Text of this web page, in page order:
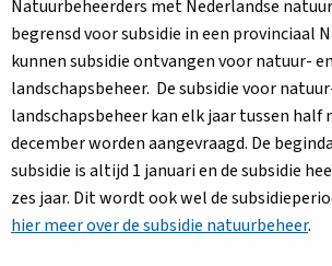
Natuurbeheerders met Nederlandse
begrensd voor subsidie in een provinciaal
kunnen subsidie ontvangen voor natuur- en
landschapsbeheer. De subsidie voor
landschapsbeheer kan elk jaar tussen half
december worden aangevraagd. De
subsidie is altijd 1 januari en de subsidie
zes jaar. Dit wordt ook wel de
hier meer over de subsidie natuurbeheer.